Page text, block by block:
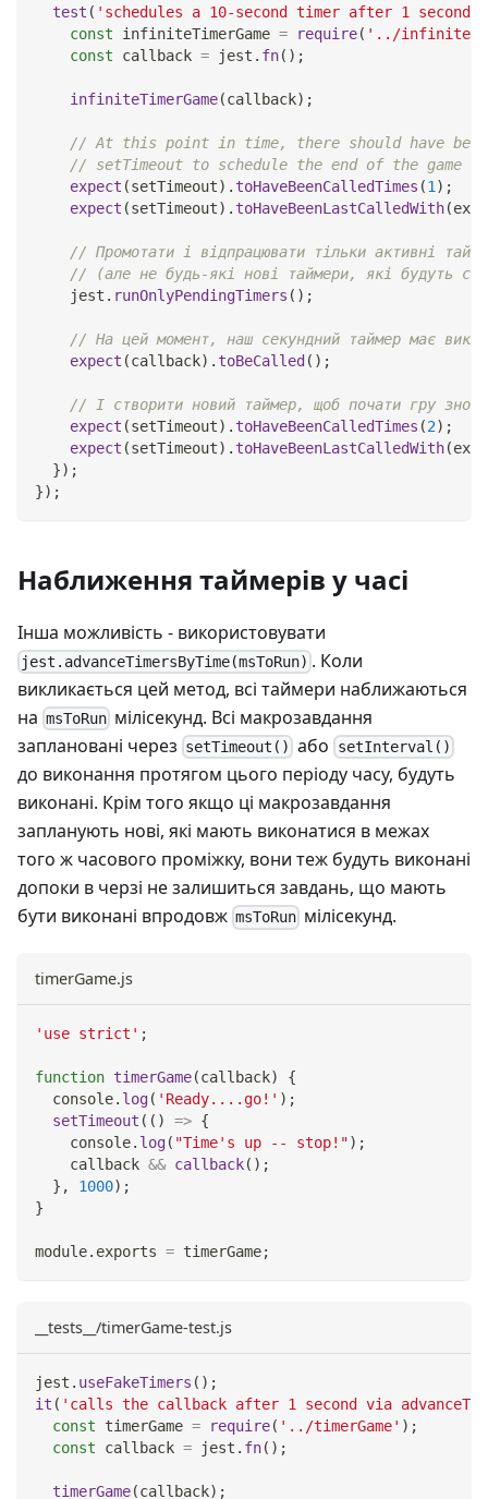
test ( 'schedules a 10-second timer after 1 second'
const infiniteTimerGame = require( '../
const callback = jest . fn( ) ;
infiniteTimerGame(callback) ;
// At this point in time, there should have
// setTimeout to schedule the end of the game
expect (setTimeout) . toHaveBeenCalledTimes (1 ) ;
expect (setTimeout) . toHaveBeenLastCalledWith(
// Промотати і відпрацювати тільки активні
// (але не будь-які нові таймери, які будуть
    jest
. runOnlyPendingTimers ( ) ;
// На цей момент, наш секундний таймер має
expect (callback) . toBeCalled ( ) ;
// І створити новий таймер, щоб почати гру
expect (setTimeout) . toHaveBeenCalledTimes (2) ;
expect (setTimeout) . toHaveBeenLastCalledWith(
}) ;
}) ;
Наближення таймерів у часі
Інша можливість - використовувати
jest.advanceTimersByTime(msToRun) . Коли
викликається цей метод, всі таймери наближаються
на msToRun мілісекунд. Всі макрозавдання
заплановані через setTimeout() або setInterval()
до виконання протягом цього періоду часу, будуть
виконані. Крім того якщо ці макрозавдання
запланують нові, які мають виконатися в межах
того ж часового проміжку, вони теж будуть виконані
допоки в черзі не залишиться завдань, що мають
бути виконані впродовж msToRun мілісекунд.
timerGame.js
'use strict' ;
function timerGame(callback)
{
console. log( 'Ready....go!' ) ;
setTimeout ( ( ) => {
console. log( "Time's up -- stop!") ;
    callback
&& callback( ) ;
} , 1000) ;
}
module. exports = timerGame;
__tests__/timerGame-test.js
jest . useFakeTimers ( ) ;
it ( 'calls the callback after 1 second via
const timerGame = require( '../timerGame' ) ;
const callback = jest . fn( ) ;
timerGame(callback) ;